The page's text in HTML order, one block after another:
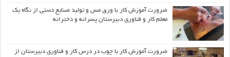
ضرورت آموزش کار با ورق مس و تولید صنایع دستی از نگاه یک
معلم کار و فناوری دبیرستان پسرانه و دخترانه
ضرورت آموزش کار با چوب در درس کار و فناوری دبیرستان از